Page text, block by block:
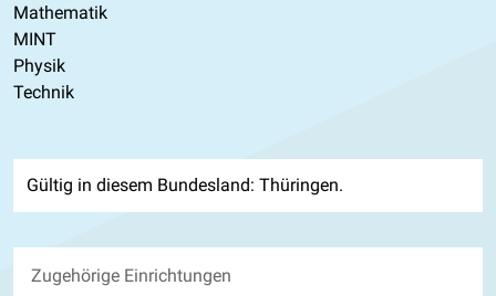
Mathematik
MINT
Physik
Technik
Gültig in diesem Bundesland: Thüringen.
Zugehörige Einrichtungen